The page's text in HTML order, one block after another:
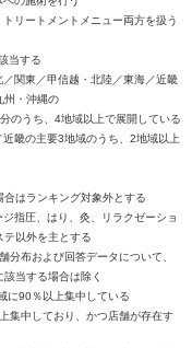
リートメントメニュー両方を扱う
当する
関東／甲信越・北陸／東海／近畿
州・沖縄の
うち、4地域以上で展開している
畿の主要3地域のうち、2地域以上
合はランキング対象外とする
指圧、はり、灸、リラクゼーショ
テ以外を主とする
分布および回答データについて、
該当する場合は除く
に90％以上集中している
集中しており、かつ店舗が存在す